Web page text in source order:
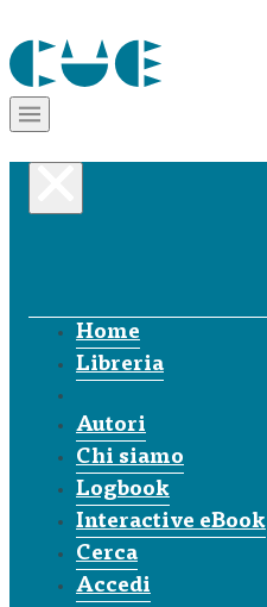
Home
Libreria
Autori
Chi siamo
Logbook
Interactive eBook
Cerca
Accedi